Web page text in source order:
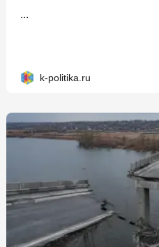
...
k-politika.ru